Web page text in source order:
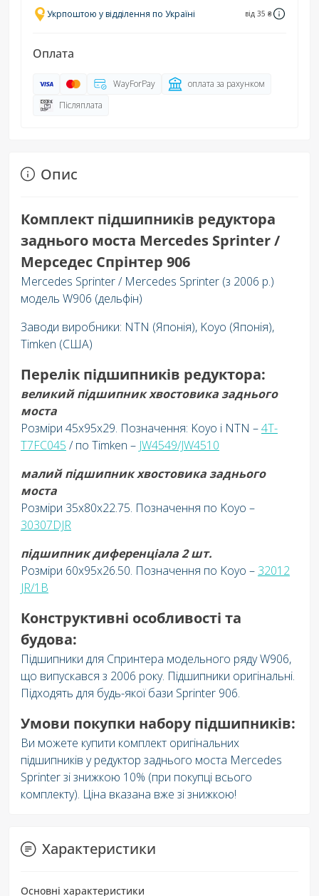
Укрпоштою у відділення по Україні від 35 ₴
Оплата
WayForPay
оплата за рахунком
Післяплата
Опис
Комплект підшипників редуктора
заднього моста Mercedes Sprinter /
Мерседес Спрінтер 906
Mercedes Sprinter / Mercedes Sprinter (з 2006 р.)
модель W906 (дельфін)
Заводи виробники: NTN (Японія), Koyo (Японія),
Timken (США)
Перелік підшипників редуктора:
великий підшипник хвостовика заднього
моста
Розміри 45х95х29. Позначення: Koyo і NTN –4T-
T7FC045 / по Timken – JW4549/JW4510
малий підшипник хвостовика заднього
моста
Розміри 35х80х22.75. Позначення по Koyo –
30307DJR
підшипник диференціала 2 шт.
Розміри 60x95x26.50. Позначення по Koyo – 32012
JR/1B
Конструктивні особливості та
будова:
Підшипники для Спринтера модельного ряду W906,
що випускався з 2006 року. Підшипники оригінальні.
Підходять для будь-якої бази Sprinter 906.
Умови покупки набору підшипників:
Ви можете купити комплект оригінальних
підшипників у редуктор заднього моста Mercedes
Sprinter зі знижкою 10% (при покупці всього
комплекту). Ціна вказана вже зі знижкою!
Характеристики
Основні характеристики